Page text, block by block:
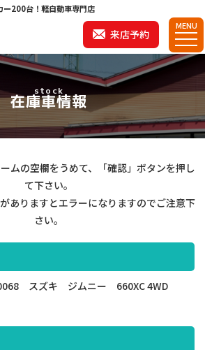
ー200台！軽自動車専門店
来店予約
MENU
stock
在庫車情報
ムの空欄をうめて、「確認」ボタンを押し
て下さい。
ありますとエラーになりますのでご注意下
さい。
スズキ ジムニー 660XC 4WD